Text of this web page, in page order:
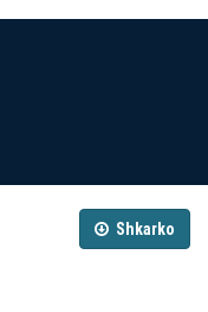
Shkarko